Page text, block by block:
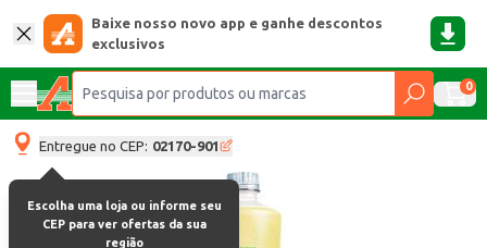
Baixe nosso novo app e ganhe descontos
exclusivos
0
Entregue no CEP: 02170-901
Escolha uma loja ou informe seu
CEP para ver ofertas da sua
região